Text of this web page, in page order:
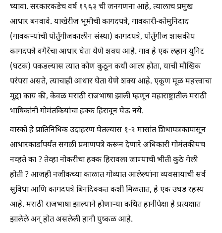
घ्यावा. सरकारकडेच वर्ष १९६३ ची जनगणना आहे, त्यालाच प्रमुख
आधार बनवावे. याखेरीज भूमीची कागदपत्रे, गावकारी-कोमुनिदाद
(गावकर्‍यांची पोर्तुगीजकालीन संस्था) कागदपत्रे, पोर्तुगीज शासकीय
कागदपत्रे वगैरेंचा आधार घेता येणे शक्य आहे. गाव हे एक लहान युनिट
(घटक) पकडल्यास त्यात कोण कुठून कधी आला होता, याची मौखिक
परंपरा असते, त्याचाही आधार घेता येणे शक्य आहे. एकूण मूळ महत्त्वाचा
मुद्दा काय की, केवळ मराठी राजभाषा झाली म्हणून महाराष्ट्रातील मराठी
भाषिकांनी गोमंतकियांचा हक्क हिरावून घेऊ नये.
वास्को हे प्रातिनिधिक उदाहरण घेतल्यास १-२ मासांत शिधापत्रकापासून
आधारकार्डापर्यंत सगळी प्रमाणपत्रे करून देणारे अधिकारी गोमंतकीयच
नव्हते का ? तेव्हा नोकरीचा हक्क हिरावला जाण्याची भीती कुठे गेली
होती ? आजही नजीकच्या काळात गोव्यात आलेल्यांना व्यवसायाची सर्व
सुविधा आणि कागदपत्रे बिनदिक्कत कशी मिळतात, हे एक उघड रहस्य
आहे. मराठी राजभाषा झाल्याने होणार्‍या कथित हानीपेक्षा हे प्रत्यक्षात
झालेले अन् होत असलेली हानी पुष्कळ आहे.